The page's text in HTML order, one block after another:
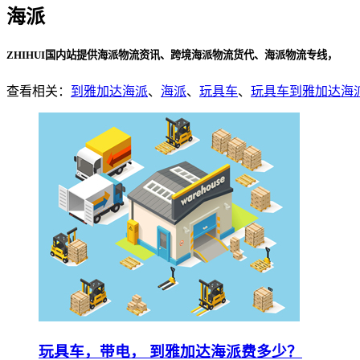
海派
ZHIHUI国内站提供海派物流资讯、跨境海派物流货代、海派物流专线，
查看相关： 到雅加达海派、 海派、 玩具车、 玩具车到雅加达海
玩具车，带电， 到雅加达海派费多少？